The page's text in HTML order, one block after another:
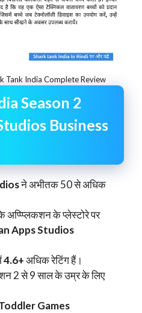
Tank India Complete Review
Season 2
Business
ने अभीतक 50 से अधिक
के प्लेस्टोरे पर
Apps Studios
4.6+अधिक रेटिंग हैं।
2 से 9 साल के उम्र के लिए
Games